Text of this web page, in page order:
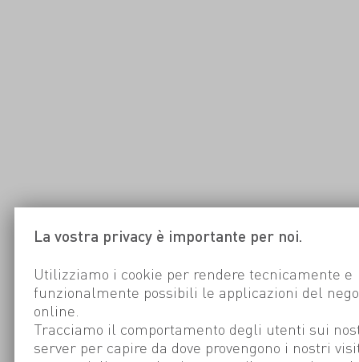
La vostra privacy è importante per noi.
Utilizziamo i cookie per rendere tecnicamente e
funzionalmente possibili le applicazioni del
online.
Tracciamo il comportamento degli utenti sui
server per capire da dove provengono i nostri